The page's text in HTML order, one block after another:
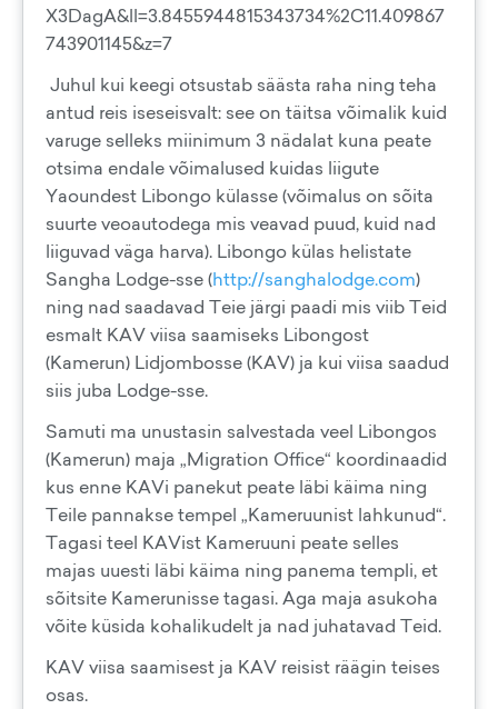
X3DagA&ll=3.8455944815343734%2C11.409867
743901145&z=7
Juhul kui keegi otsustab säästa raha ning teha
antud reis iseseisvalt: see on täitsa võimalik kuid
varuge selleks miinimum 3 nädalat kuna peate
otsima endale võimalused kuidas liigute
Yaoundest Libongo külasse (võimalus on sõita
suurte veoautodega mis veavad puud, kuid nad
liiguvad väga harva). Libongo külas helistate
Sangha Lodge-sse (http://sanghalodge.com)
ning nad saadavad Teie järgi paadi mis viib Teid
esmalt KAV viisa saamiseks Libongost
(Kamerun) Lidjombosse (KAV) ja kui viisa saadud
siis juba Lodge-sse.
Samuti ma unustasin salvestada veel Libongos
(Kamerun) maja „Migration Office“ koordinaadid
kus enne KAVi panekut peate läbi käima ning
Teile pannakse tempel „Kameruunist lahkunud“.
Tagasi teel KAVist Kameruuni peate selles
majas uuesti läbi käima ning panema templi, et
sõitsite Kamerunisse tagasi. Aga maja asukoha
võite küsida kohalikudelt ja nad juhatavad Teid.
KAV viisa saamisest ja KAV reisist räägin teises
osas.